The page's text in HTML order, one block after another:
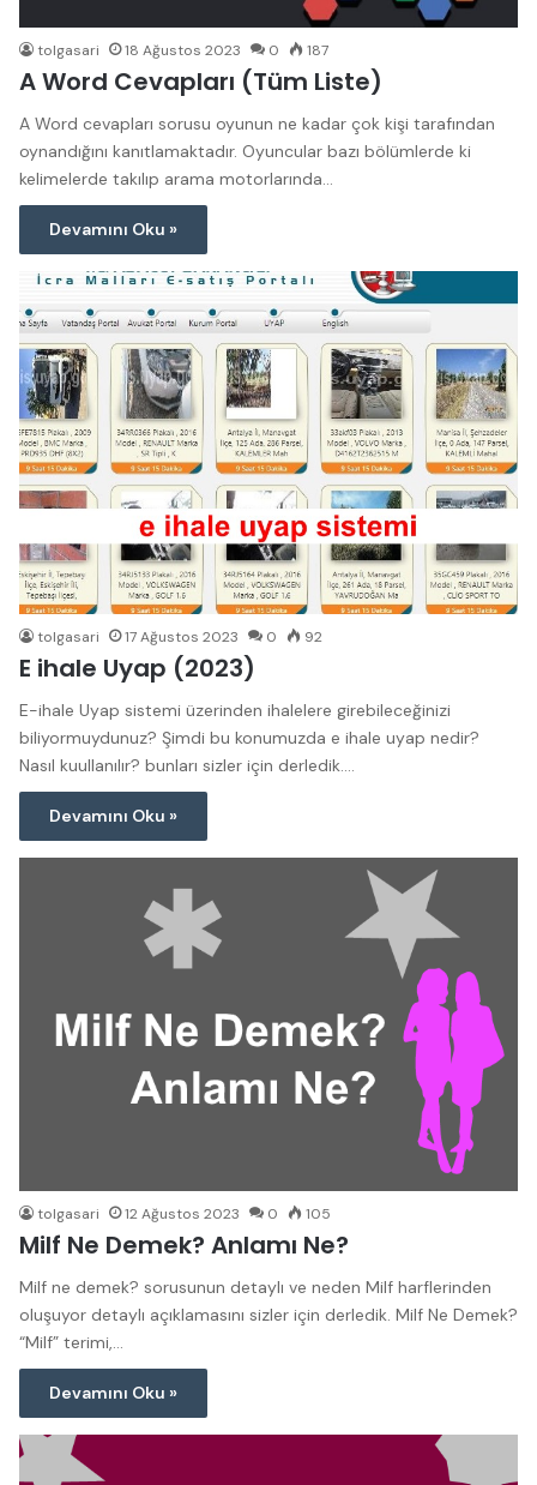
tolgasari 18 Ağustos 2023 0 187
A Word Cevapları (Tüm Liste)
A Word cevapları sorusu oyunun ne kadar çok kişi tarafından
oynandığını kanıtlamaktadır. Oyuncular bazı bölümlerde ki
kelimelerde takılıp arama motorlarında…
Devamını Oku »
tolgasari 17 Ağustos 2023 0 92
E ihale Uyap (2023)
E-ihale Uyap sistemi üzerinden ihalelere girebileceğinizi
biliyormuydunuz? Şimdi bu konumuzda e ihale uyap nedir?
Nasıl kuullanılır? bunları sizler için derledik.…
Devamını Oku »
tolgasari 12 Ağustos 2023 0 105
Milf Ne Demek? Anlamı Ne?
Milf ne demek? sorusunun detaylı ve neden Milf harflerinden
oluşuyor detaylı açıklamasını sizler için derledik. Milf Ne Demek?
“Milf” terimi,…
Devamını Oku »